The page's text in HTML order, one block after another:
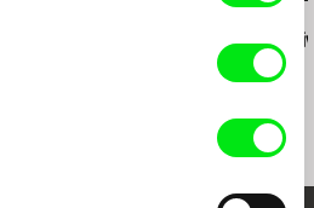
petra.stovikova@ceskatelevize.cz,jitk
Mŕtvi učia